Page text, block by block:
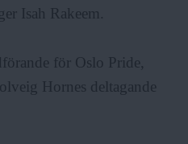
Isah Rakeem.
för Oslo Pride,
Hornes deltagande